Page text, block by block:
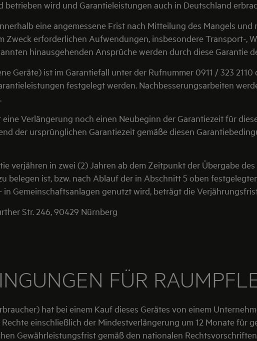
betrieben wird und Garantieleistungen auch in Deutschland
eine angemessene Frist nach Mitteilung des Mangels
Zweck erforderlichen Aufwendungen, insbesondere Transport-,
hinausgehenden Ansprüche werden durch diese Garantie
Geräte) ist im Garantiefall unter der Rufnummer 0911 / 323
festgelegt werden. Nachbesserungsarbeiten
Verlängerung noch einen Neubeginn der Garantiezeit für
der ursprünglichen Garantiezeit gemäße diesen
verjähren in zwei (2) Jahren ab dem Zeitpunkt der Übergabe
belegen ist, bzw. nach Ablauf der in Abschnitt 5 oben
in Gemeinschaftsanlagen genutzt wird, beträgt die
Str. 246, 90429 Nürnberg
FÜR
hat bei einem Kauf dieses Gerätes von einem
einschließlich der Mindestverlängerung um 12 Monate für
Gewährleistungsfrist gemäß den nationalen